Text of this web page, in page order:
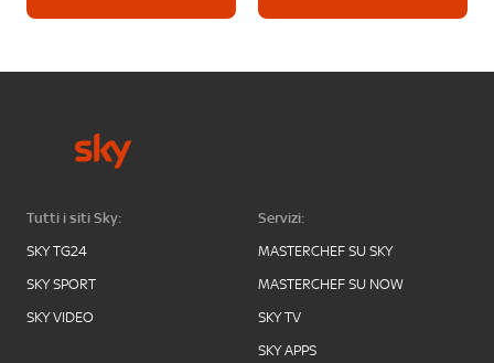
Tutti i siti Sky:
SKY TG24
SKY SPORT
SKY VIDEO
Servizi:
MASTERCHEF SU SKY
MASTERCHEF SU NOW
SKY TV
SKY APPS